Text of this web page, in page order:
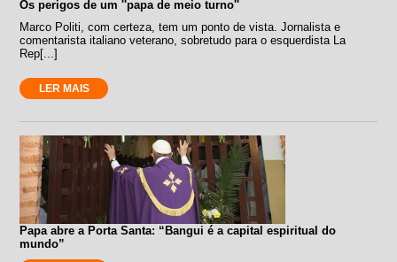
Os perigos de um ''papa de meio turno''
Marco Politi, com certeza, tem um ponto de vista. Jornalista e
comentarista italiano veterano, sobretudo para o esquerdista La
Rep[...]
LER MAIS
Papa abre a Porta Santa: “Bangui é a capital espiritual do
mundo”